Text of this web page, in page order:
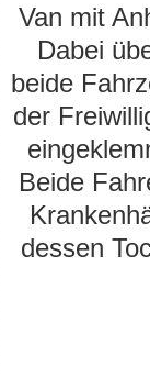
Van mit
Dabei
beide
der
Beide
dessen